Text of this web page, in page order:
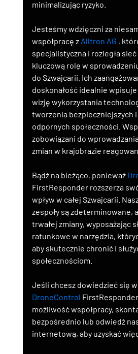
minimalizując ryzyko.
Jesteśmy wdzięczni za
współpracę z Alltron AG ,
specjalistyczna i rozległa sieć
kluczową rolę w
do Szwajcarii. Ich
doskonałość idealnie wpisuje
wizję wykorzystania
tworzenia bezpieczniejszych
odpornych społeczności.
zobowiązani do
zmian w krajobrazie
Bądź na bieżąco, ponieważ
FirstResponder rozszerza
wpływ w całej Szwajcarii.
zespoły są zdeterminowane,
trwałej zmiany, wyposażając
ratunkowe w narzędzia,
aby skutecznie chronić i
społecznościom.
Jeśli chcesz dowiedzieć się
DroneControl
możliwość współpracy,
bezpośrednio lub odwiedź
internetową, aby uzyskać